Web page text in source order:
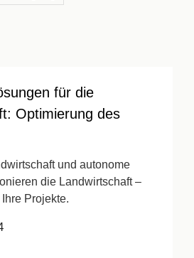
für die
Optimierung des
und autonome
die Landwirtschaft –
Projekte.